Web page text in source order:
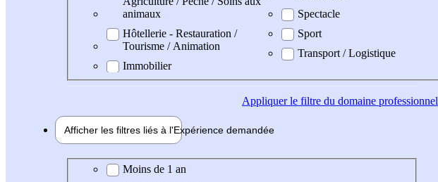
animaux
Hôtellerie - Restauration /
Tourisme / Animation
Immobilier
Spectacle
Sport
Transport / Logistique
Appliquerle filtre du domaine professionnel
Afficher les filtres liés à l'Expérience demandée
Expérience demandée
Moins de 1 an